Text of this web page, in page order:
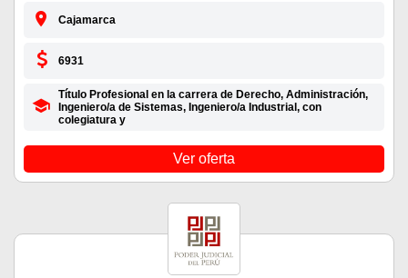
Cajamarca
6931
Título Profesional en la carrera de Derecho, Administración,
Ingeniero/a de Sistemas, Ingeniero/a Industrial, con
colegiatura y
Ver oferta